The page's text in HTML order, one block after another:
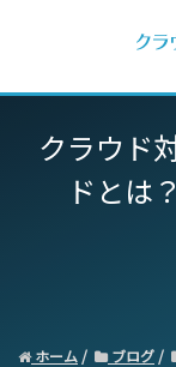
クラウド
ドとは
ホーム ブログ